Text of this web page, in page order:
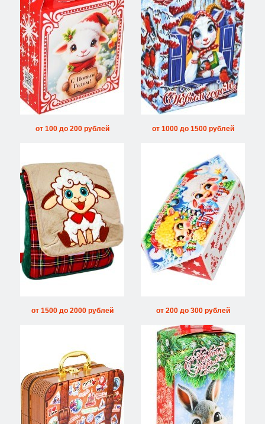
от 100 до 200 рублей от 1000 до 1500 рублей
от 1500 до 2000 рублей от 200 до 300 рублей